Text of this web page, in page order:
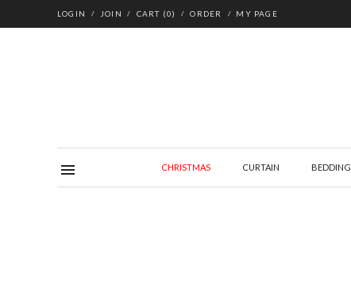
LOGIN JOIN CART (0) ORDER MY PAGE
CHRISTMAS CURTAIN BEDDING